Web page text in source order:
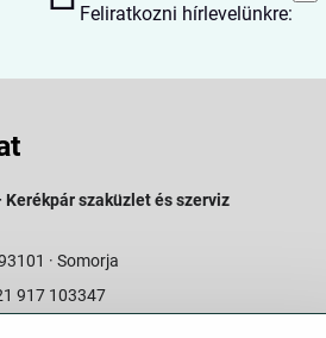
Feliratkozni hírlevelünkre:
szaküzlet és szerviz
· Somorja
917 103347